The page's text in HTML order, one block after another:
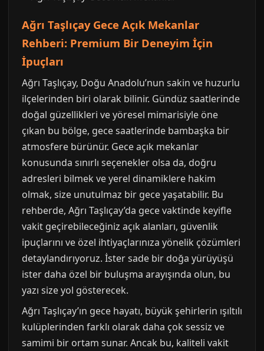
Ağrı Taşlıçay Gece Açık Mekanlar
Rehberi: Premium Bir Deneyim İçin
İpuçları
Ağrı Taşlıçay, Doğu Anadolu’nun sakin ve huzurlu
ilçelerinden biri olarak bilinir. Gündüz saatlerinde
doğal güzellikleri ve yöresel mimarisiyle öne
çıkan bu bölge, gece saatlerinde bambaşka bir
atmosfere bürünür. Gece açık mekanlar
konusunda sınırlı seçenekler olsa da, doğru
adresleri bilmek ve yerel dinamiklere hakim
olmak, size unutulmaz bir gece yaşatabilir. Bu
rehberde, Ağrı Taşlıçay’da gece vaktinde keyifle
vakit geçirebileceğiniz açık alanları, güvenlik
ipuçlarını ve özel ihtiyaçlarınıza yönelik çözümleri
detaylandırıyoruz. İster sade bir doğa yürüyüşü
ister daha özel bir buluşma arayışında olun, bu
yazı size yol gösterecek.
Ağrı Taşlıçay’ın gece hayatı, büyük şehirlerin ışıltılı
kulüplerinden farklı olarak daha çok sessiz ve
samimi bir ortam sunar. Ancak bu, kaliteli vakit